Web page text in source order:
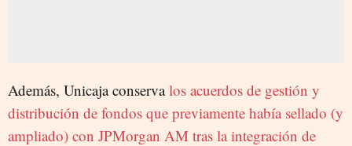
Además, Unicaja conservalos acuerdos de gestión y
distribución de fondos que previamente había sellado (y
ampliado) con JPMorgan AM tras la integración de